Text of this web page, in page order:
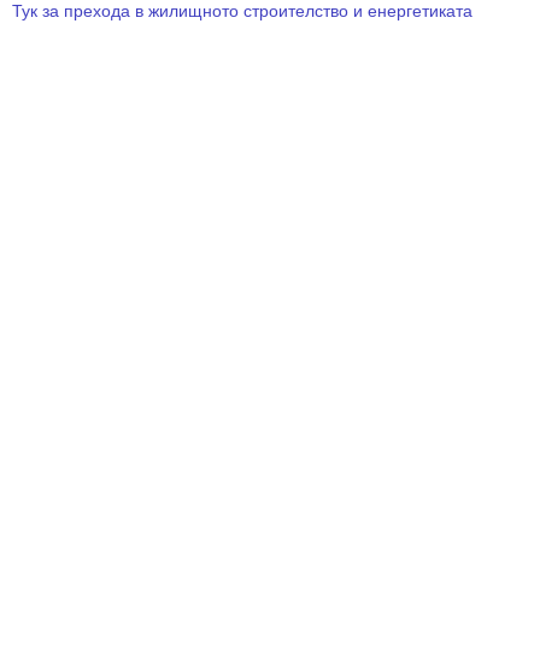
Тук за прехода в жилищното строителство и енергетиката